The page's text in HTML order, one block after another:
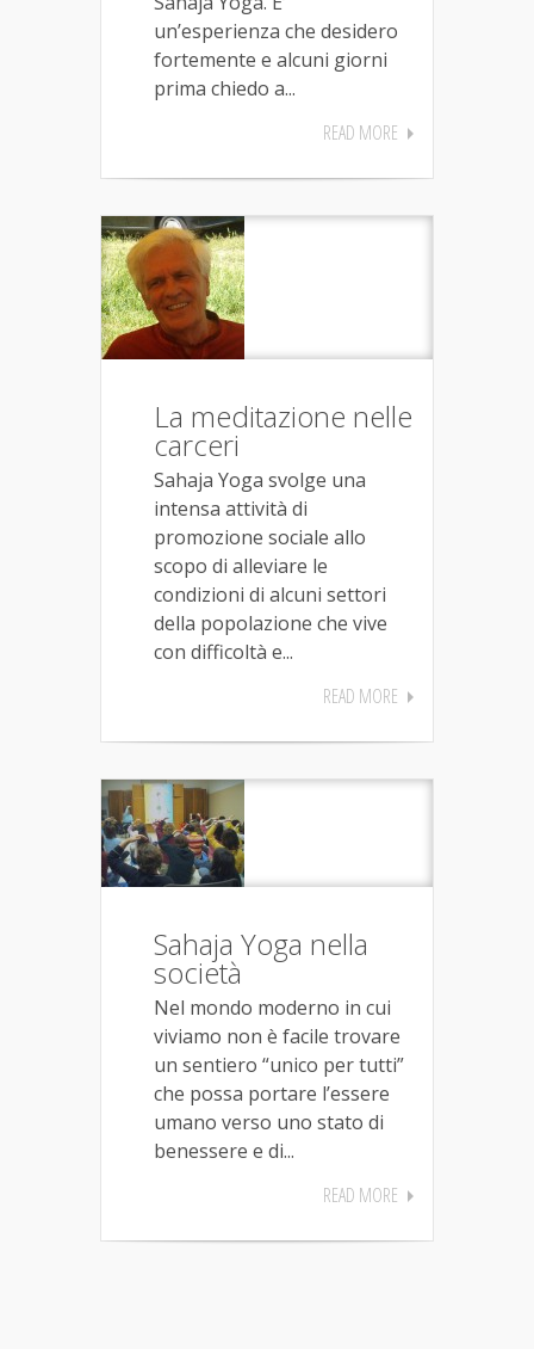
un’esperienza che desidero
fortemente e alcuni giorni
prima chiedo a...
READ MORE
La meditazione nelle
carceri
Sahaja Yoga svolge una
intensa attività di
promozione sociale allo
scopo di alleviare le
condizioni di alcuni settori
della popolazione che vive
con difficoltà e...
READ MORE
Sahaja Yoga nella
società
Nel mondo moderno in cui
viviamo non è facile trovare
un sentiero “unico per tutti”
che possa portare l’essere
umano verso uno stato di
benessere e di...
READ MORE